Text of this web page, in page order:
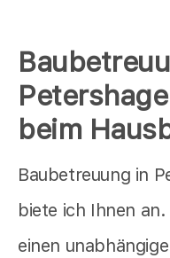
beim
Baubetreuung in
biete ich Ihnen
einen